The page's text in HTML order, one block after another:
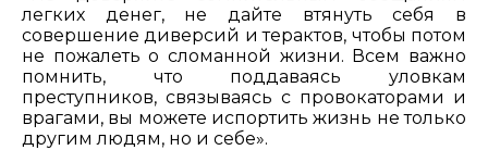
легких денег, не дайте втянуть себя в
совершение диверсий и терактов, чтобы потом
не пожалеть о сломанной жизни. Всем важно
помнить, что поддаваясь уловкам
преступников, связываясь с провокаторами и
врагами, вы можете испортить жизнь не только
другим людям, но и себе».